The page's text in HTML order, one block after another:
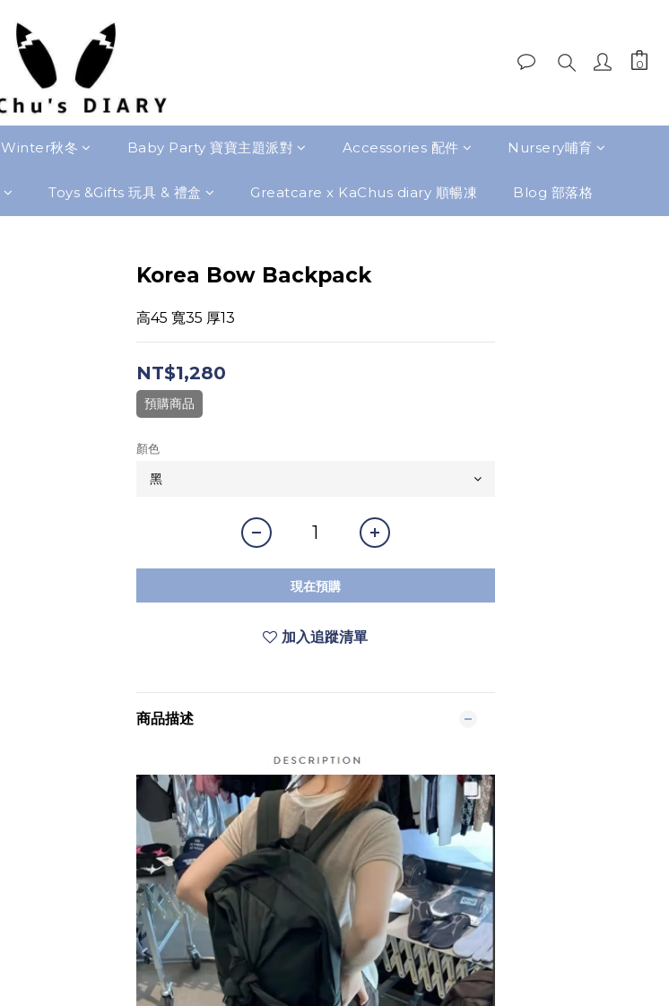
Winter秋冬 Baby Party 寶寶主題派對 Accessories 配件 Nursery哺育
Toys &Gifts 玩具 & 禮盒 Greatcare x KaChus diary 順暢凍 Blog 部落格
Korea Bow Backpack
高45 寬35 厚13
NT$1,280
預購商品
顏色
現在預購
加入追蹤清單
商品描述